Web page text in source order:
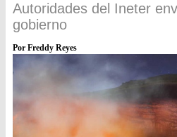
Autoridades del Ineter
gobierno
Por Freddy Reyes